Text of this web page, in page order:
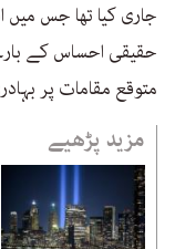
جاری کیا تھا جس
حقیقی احساس کے
متوقع مقامات پر
مزید پڑھیے